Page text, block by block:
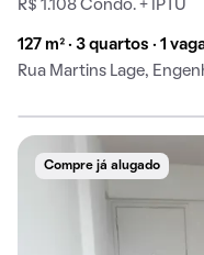
R$ 1.108 Condo. + IPTU
127 m² · 3 quartos · 1
Rua Martins Lage,
Compre já alugado